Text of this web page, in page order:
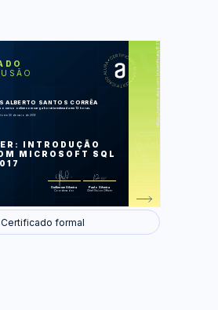
ALBERTO SANTOS CORRÊA
o curso online com carga horária estimada em 12 horas.
em 30 de maio de 2019
INTRODUÇÃO
MICROSOFT SQL
Guilherme Silveira
Coordenador
Paulo Silveira
Chief Vision Officer
https://cursos.alura.com.br/certificate/8310c4c9-ec97-451e-acb4-072623ead805
LAS
Instalando e configurando o SQL
Server
Gerenciando as tabelas do banco de
Foram feitas 58 de 60 atividades.
Certificado formal